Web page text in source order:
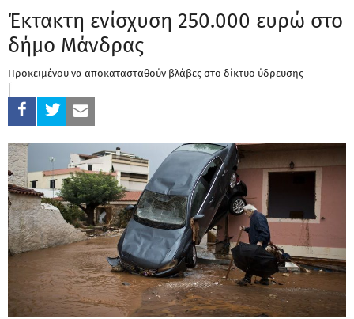
Έκτακτη ενίσχυση 250.000 ευρώ στο
δήμο Μάνδρας
Προκειμένου να αποκατασταθούν βλάβες στο δίκτυο ύδρευσης